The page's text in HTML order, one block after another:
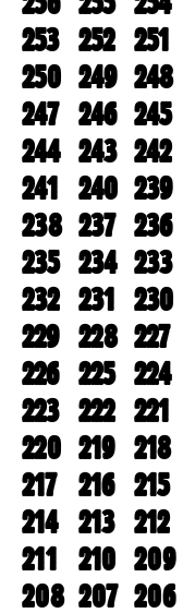
253 252 251
250 249 248
247 246 245
244 243 242
241 240 239
238 237 236
235 234 233
232 231 230
229 228 227
226 225 224
223 222 221
220 219 218
217 216 215
214 213 212
211 210 209
208 207 206